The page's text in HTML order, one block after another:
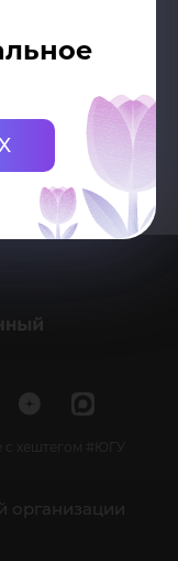
хештегом #ЮГУ
организации